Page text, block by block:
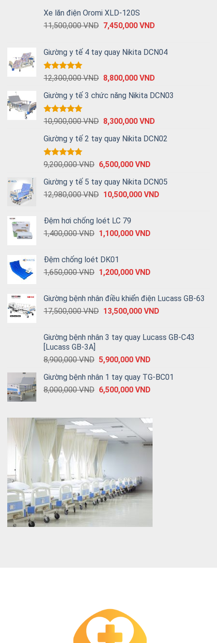
Xe lăn điện Oromi XLD-120S
11,500,000VND 7,450,000 VND
Giường y tế 4 tay quay Nikita DCN04
Được xếp
5 sao
12,300,000VND 8,800,000 VND
Giường y tế 3 chức năng Nikita DCN03
Được xếp
5 sao
10,900,000VND 8,300,000 VND
Giường y tế 2 tay quay Nikita DCN02
Được xếp
5 sao
9,200,000VND 6,500,000 VND
Giường y tế 5 tay quay Nikita DCN05
12,980,000VND 10,500,000 VND
Đệm hơi chống loét LC 79
1,400,000VND 1,100,000 VND
Đệm chống loét DK01
1,650,000VND 1,200,000 VND
Giường bệnh nhân điều khiển điện Lucass GB-63
17,500,000VND 13,500,000 VND
Giường bệnh nhân 3 tay quay Lucass GB-C43
[Lucass GB-3A]
8,900,000VND 5,900,000 VND
Giường bệnh nhân 1 tay quay TG-BC01
8,000,000VND 6,500,000 VND